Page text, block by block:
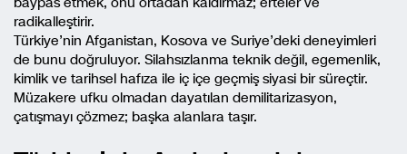
radikalleştirir.
Türkiye’nin Afganistan, Kosova ve Suriye’deki deneyimleri
de bunu doğruluyor. Silahsızlanma teknik değil, egemenlik,
kimlik ve tarihsel hafıza ile iç içe geçmiş siyasi bir süreçtir.
Müzakere ufku olmadan dayatılan demilitarizasyon,
çatışmayı çözmez; başka alanlara taşır.